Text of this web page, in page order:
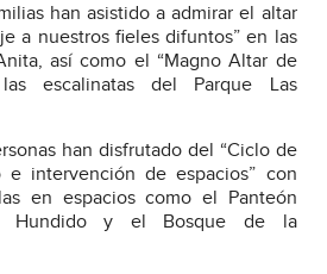
han asistido a admirar el altar
a nuestros fieles difuntos” en las
así como el “Magno Altar de
escalinatas del Parque Las
han disfrutado del “Ciclo de
intervención de espacios” con
en espacios como el Panteón
Hundido y el Bosque de la